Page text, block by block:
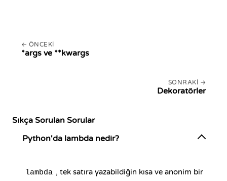
ÖNCEKI
*args ve **kwargs
SONRAKI
Dekoratörler
Sıkça Sorulan Sorular
Python'da lambda nedir?
lambda , tek satıra yazabildiğin kısa ve anonim bir